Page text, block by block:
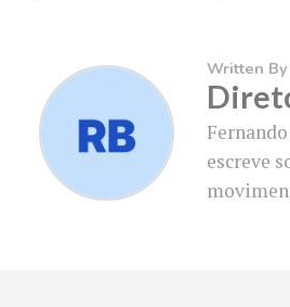
Written By
escreve